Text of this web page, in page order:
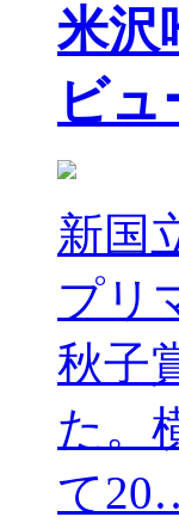
米沢
ビュ
新国
プリ
秋子
た。
て